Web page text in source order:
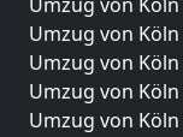
Umzug von
Umzug von
Umzug von
Umzug von